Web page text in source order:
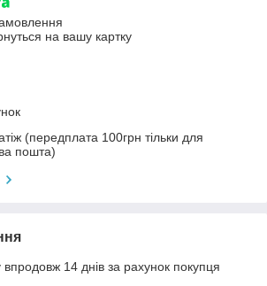
на вашу картку
(передплата 100грн тільки для
пошта)
14 днів за рахунок покупця